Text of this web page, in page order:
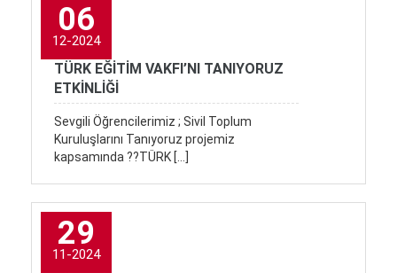
06
12-2024
TÜRK EĞİTİM VAKFI’NI TANIYORUZ
ETKİNLİĞİ
Sevgili Öğrencilerimiz ; Sivil Toplum
Kuruluşlarını Tanıyoruz projemiz
kapsamında ?‍?TÜRK […]
29
11-2024